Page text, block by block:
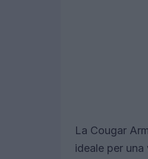
La Cougar
ideale per